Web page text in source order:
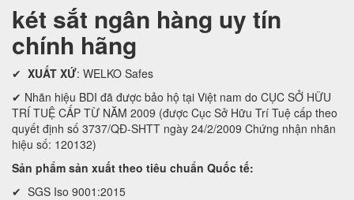
két sắt ngân hàng uy tín
chính hãng
✔ XUẤT XỨ: WELKO Safes
✔ Nhãn hiệu BDI đã được bảo hộ tại Việt nam do CỤC SỞ HỮU
TRÍ TUỆ CẤP TỪ NĂM 2009 (được Cục Sở Hữu Trí Tuệ cấp theo
quyết định số 3737/QĐ-SHTT ngày 24/2/2009 Chứng nhận nhãn
hiệu số: 120132)
Sản phẩm sản xuất theo tiêu chuẩn Quốc tế:
✔ SGS Iso 9001:2015